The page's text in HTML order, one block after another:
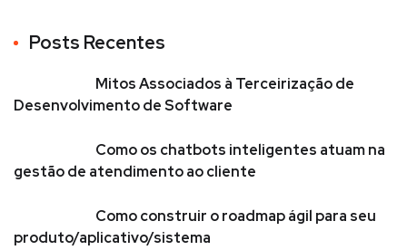
Posts Recentes
Mitos Associados à Terceirização de
Desenvolvimento de Software
Como os chatbots inteligentes atuam na
gestão de atendimento ao cliente
Como construir o roadmap ágil para seu
produto/aplicativo/sistema